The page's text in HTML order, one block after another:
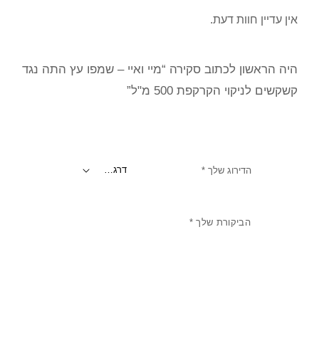
אין עדיין חוות דעת.
היה הראשון לכתוב סקירה “מיי ואיי – שמפו עץ התה נגד
קשקשים לניקוי הקרקפת 500 מ"ל”
הדירוג שלך *